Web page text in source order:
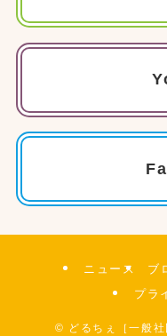
ニュース ブ
プラ
© どるちぇ［一般